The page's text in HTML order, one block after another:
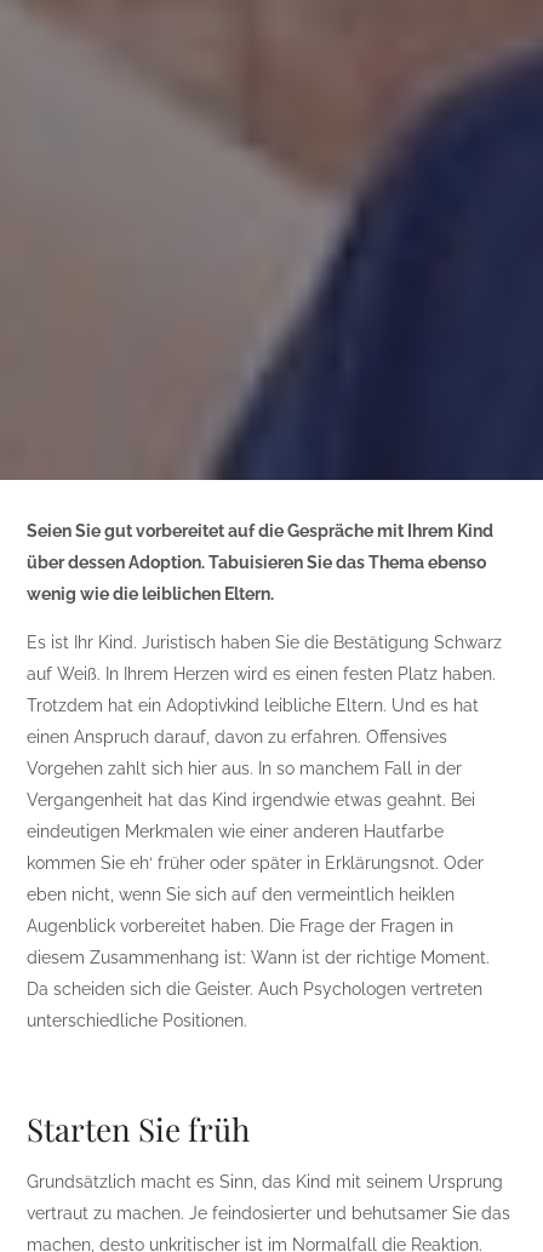
Seien Sie gut vorbereitet auf die Gespräche mit Ihrem Kind
über dessen Adoption. Tabuisieren Sie das Thema ebenso
wenig wie die leiblichen Eltern.
Es ist Ihr Kind. Juristisch haben Sie die Bestätigung Schwarz
auf Weiß. In Ihrem Herzen wird es einen festen Platz haben.
Trotzdem hat ein Adoptivkind leibliche Eltern. Und es hat
einen Anspruch darauf, davon zu erfahren. Offensives
Vorgehen zahlt sich hier aus. In so manchem Fall in der
Vergangenheit hat das Kind irgendwie etwas geahnt. Bei
eindeutigen Merkmalen wie einer anderen Hautfarbe
kommen Sie eh‘ früher oder später in Erklärungsnot. Oder
eben nicht, wenn Sie sich auf den vermeintlich heiklen
Augenblick vorbereitet haben. Die Frage der Fragen in
diesem Zusammenhang ist: Wann ist der richtige Moment.
Da scheiden sich die Geister. Auch Psychologen vertreten
unterschiedliche Positionen.
Starten Sie früh
Grundsätzlich macht es Sinn, das Kind mit seinem Ursprung
vertraut zu machen. Je feindosierter und behutsamer Sie das
machen, desto unkritischer ist im Normalfall die Reaktion.